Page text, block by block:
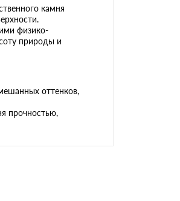
камня
физико-
природы и
оттенков,
прочностью,